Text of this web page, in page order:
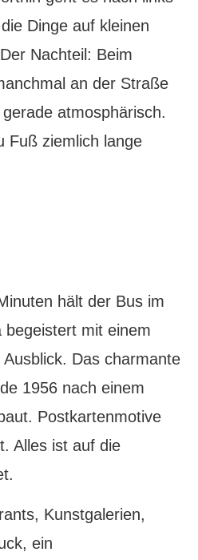
Dinge auf kleinen
Nachteil: Beim
an der Straße
atmosphärisch.
Fuß ziemlich lange
hält der Bus im
begeistert mit einem
Das charmante
1956 nach einem
Postkartenmotive
Alles ist auf die
Kunstgalerien,
ein